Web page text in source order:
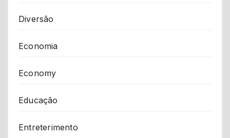
Diversão
Economia
Economy
Educação
Entreterimento